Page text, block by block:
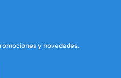
y novedades.